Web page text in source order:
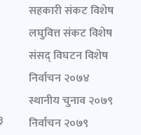
सहकारी संकट विशेष
लघुवित्त संकट विशेष
संसद् विघटन विशेष
निर्वाचन २०७४
स्थानीय चुनाव २०७९
निर्वाचन २०७९